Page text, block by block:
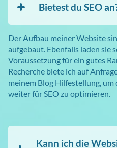
Bietest du SEO
Der Aufbau meiner Website
aufgebaut. Ebenfalls laden sie
Voraussetzung für ein gutes
Recherche biete ich auf
meinem Blog Hilfestellung, um
weiter für SEO zu optimieren.
Kann ich die